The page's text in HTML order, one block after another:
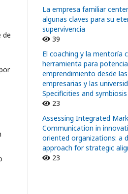
de
La empresa familiar
algunas claves para su
supervivencia
39
El coaching y la mentoría
herramienta para
emprendimiento desde
empresarias y las
Specificities and symbiosis
23
Assessing Integrated
Communication in
oriented organizations: a
approach for strategic
23